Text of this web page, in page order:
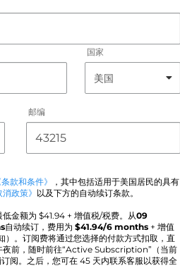
国家
邮编
条款和条件》
，其中包括适用于美国居民的具有
消政策》 以及下方的自动续订条款。
低金额为 $41.94 + 增值税/税费。从09
自动续订，费用为 $41.94/6 months + 增值
）。订阅费将通过您选择的付款方式扣取，直
夜前，随时前往“Active Subscription”（当前
阅。之后，您可在 45 天内联系客服以获得全